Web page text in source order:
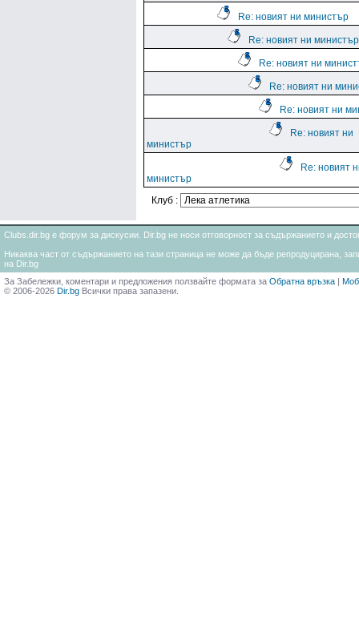
Re: новият ни министър
Re: новият ни министър
Re: новият ни
Re: новият ни
Re: новият ни
Re: новият ни
министър
Re: новият
министър
Клуб :
Clubs.dir.bg е форум за дискусии. Dir.bg не носи отговорност за съдържанието и
Никаква част от съдържанието на тази страница не може да бъде репродуцирана,
на Dir.bg
За Забележки, коментари и предложения ползвайте формата за Обратна връзка |
© 2006-2026 Dir.bg Всички права запазени.